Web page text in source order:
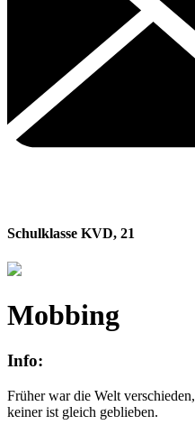
Schulklasse KVD, 21
Mobbing
Info:
Früher war die Welt verschieden,
keiner ist gleich geblieben.